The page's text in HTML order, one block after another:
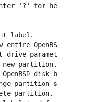
'?' for help at
label.
entire OpenBSD man
drive parameters.
partition.
disk
partition size.
partition.